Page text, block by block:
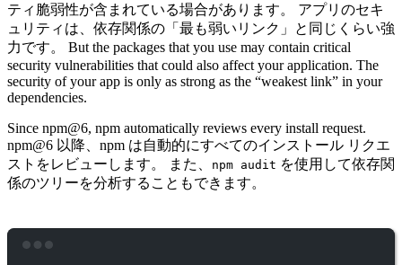
ティ脆弱性が含まれている場合があります。 アプリのセキ
ュリティは、依存関係の「最も弱いリンク」と同じくらい強
力です。 But the packages that you use may contain critical
security vulnerabilities that could also affect your application. The
security of your app is only as strong as the “weakest link” in your
dependencies.
Since npm@6, npm automatically reviews every install request.
npm@6 以降、npm は自動的にすべてのインストール リクエ
ストをレビューします。 また、
npm audit を使用して依存関
係のツリーを分析することもできます。